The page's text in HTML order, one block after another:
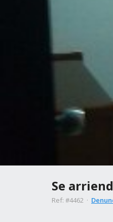
Se
Ref: #4462 ·